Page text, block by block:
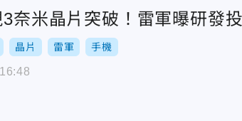
奈米晶片突破！雷軍曝研發
晶片 雷軍 手機